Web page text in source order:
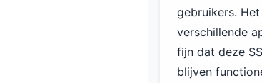
gebruikers.
verschillende
fijn dat deze
blijven